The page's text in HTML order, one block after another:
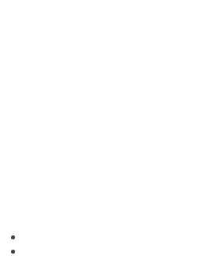
Stowarzyszenie